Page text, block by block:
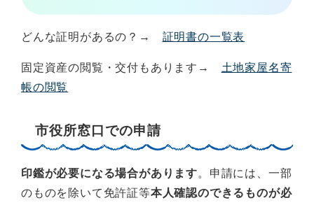
どんな証明があるの？→ 証明書の一覧表
固定資産の閲覧・交付もあります→ 土地家屋名寄
帳の閲覧
市役所窓口での申請
印鑑が必要になる場合があります。申請には、一部
のものを除いて免許証等本人確認のできるものが必